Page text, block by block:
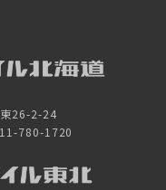
26-2-24
780-1720